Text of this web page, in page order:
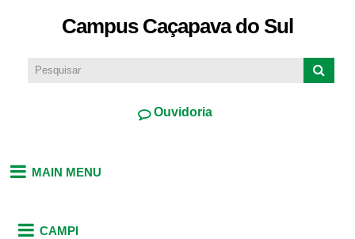
Campus Caçapava do Sul
Ouvidoria
MAIN MENU
CAMPI